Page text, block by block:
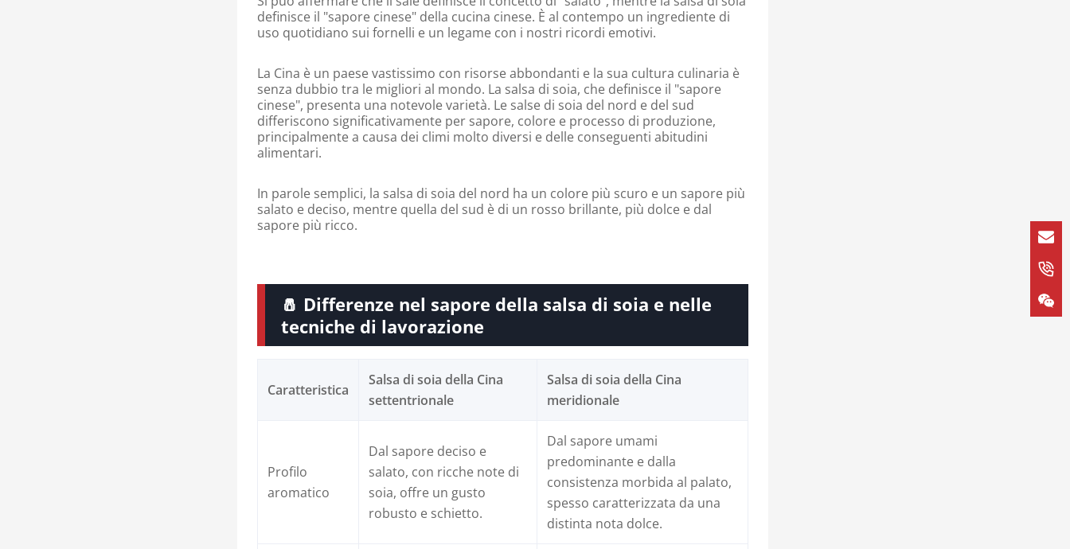
definisce il "sapore cinese" della cucina cinese. È al contempo un ingrediente di
uso quotidiano sui fornelli e un legame con i nostri ricordi emotivi.
La Cina è un paese vastissimo con risorse abbondanti e la sua cultura culinaria è
senza dubbio tra le migliori al mondo. La salsa di soia, che definisce il "sapore
cinese", presenta una notevole varietà. Le salse di soia del nord e del sud
differiscono significativamente per sapore, colore e processo di produzione,
principalmente a causa dei climi molto diversi e delle conseguenti abitudini
alimentari.
In parole semplici, la salsa di soia del nord ha un colore più scuro e un sapore più
salato e deciso, mentre quella del sud è di un rosso brillante, più dolce e dal
sapore più ricco.
🧂 Differenze nel sapore della salsa di soia e nelle
tecniche di lavorazione
Caratteristica
Salsa di soia della Cina
settentrionale
Salsa di soia della Cina
meridionale
Profilo
aromatico
Dal sapore deciso e
salato, con ricche note di
soia, offre un gusto
robusto e schietto.
Dal sapore umami
predominante e dalla
consistenza morbida al palato,
spesso caratterizzata da una
distinta nota dolce.